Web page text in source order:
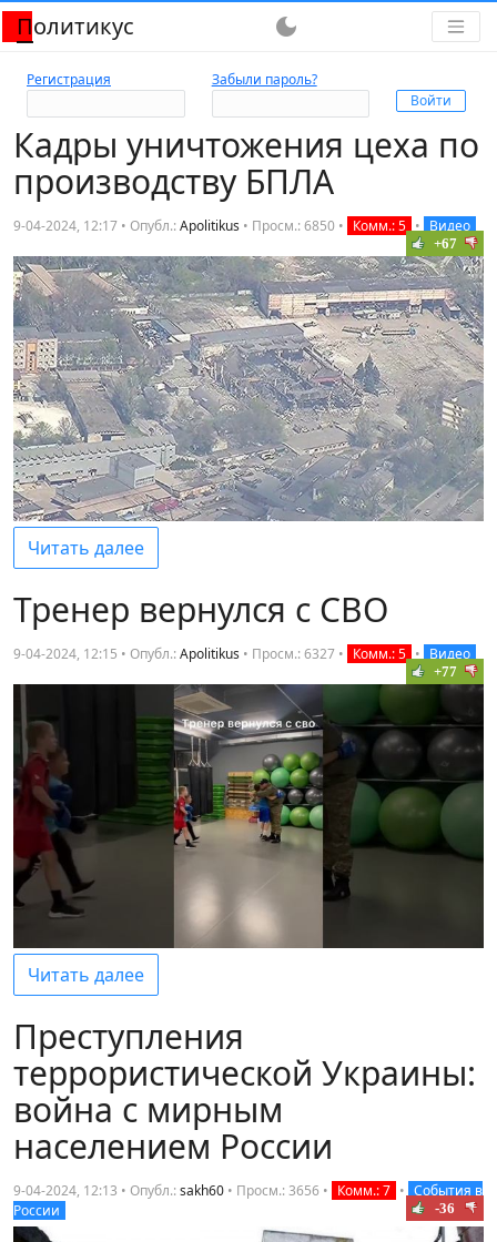
Политикус dark_mode
Регистрация Забыли пароль?
Кадры уничтожения цеха по
производству БПЛА
9-04-2024, 12:17 • Опубл.:Apolitikus • Просм.: 6850 • Комм.: 5 • Видео
+67
Читать далее
Тренер вернулся с СВО
9-04-2024, 12:15 • Опубл.:Apolitikus • Просм.: 6327 • Комм.: 5 • Видео
+77
Читать далее
Преступления
террористической Украины:
война с мирным
населением России
9-04-2024, 12:13 • Опубл.:sakh60 • Просм.: 3656 • Комм.: 7 • События в
России
-36